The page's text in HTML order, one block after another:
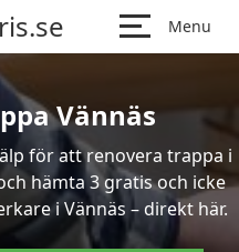
Menu
Vännäs
för att renovera trappa i
hämta 3 gratis och icke
i Vännäs – direkt här.